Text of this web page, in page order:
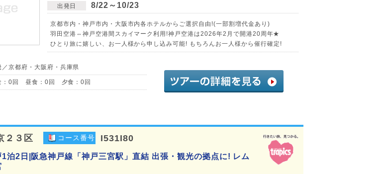
出発日 8/22～10/23
京都市内・神戸市内・大阪市内各ホテルからご選択自由!(一部割増代金あり)
羽田空港⇔神戸空港間スカイマーク利用!神戸空港は2026年2月で開港20周年★
ひとり旅に嬉しい、お一人様から申し込み可能! もちろんお一人様から催行確定!
／京都府・大阪府・兵庫県
：0回 昼食：0回 夕食：0回
２３区 コース番号 I531I80
泊2日|阪急神戸線「神戸三宮駅」直結 出張・観光の拠点に! レム